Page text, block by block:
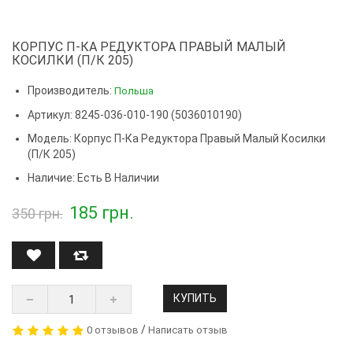
КОРПУС П-КА РЕДУКТОРА ПРАВЫЙ МАЛЫЙ
КОСИЛКИ (П/К 205)
Производитель: Польша
Артикул: 8245-036-010-190 (5036010190)
Модель: Корпус П-Ка Редуктора Правый Малый Косилки
(п/к 205)
Наличие: Есть В Наличии
350 грн. 185 грн.
КУПИТЬ
0 отзывов / Написать отзыв